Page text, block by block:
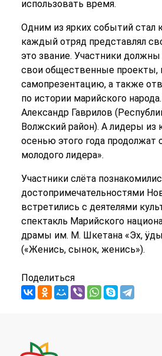
использовать время.
Одним из ярких событий стал
каждый отряд представлял
это звание. Участники
свои общественные проекты,
самопрезентацию, а также
по истории марийского
Александр Гаврилов
Волжский район). А лидеры из
осенью этого года продолжат
молодого лидера».
Участники слёта
достопримечательностями
встретились с деятелями
спектакль Марийского
драмы им. М. Шкетана «Эх,
(«Женись, сынок, женись»).
Поделиться